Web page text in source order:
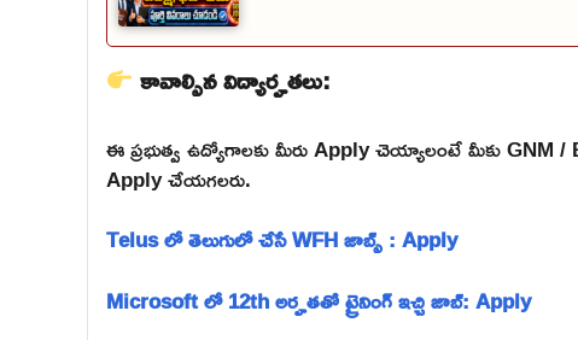
కావాల్సిన విద్యార్హతలు:
ఈ ప్రభుత్వ ఉద్యోగాలకు మీరు Apply చెయ్యాలంటే మీకు GNM /
Apply చేయగలరు.
Telus లో తెలుగులో చేసే WFH జాబ్స్ : Apply
Microsoft లో 12th అర్హతతో ట్రైనింగ్ ఇచ్చి జాబ్: Apply